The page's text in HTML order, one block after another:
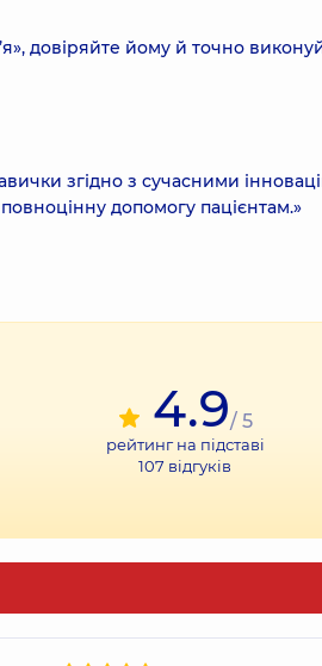
довіряйте йому й точно
згідно з сучасними
допомогу пацієнтам.»
4.9/ 5
рейтинг на підставі
107 відгуків